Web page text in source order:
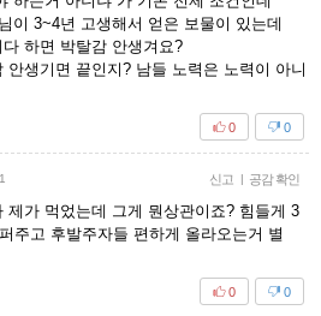
이 3~4년 고생해서 얻은 보물이 있는데
하면 박탈감 안생겨요?
안생기면 끝인지? 남들 노력은 노력이 아니
0
0
신고 | 공감 확인
제가 먹었는데 그게 뭔상관이죠? 힘들게 3
주고 후발주자들 편하게 올라오는거 별
0
0